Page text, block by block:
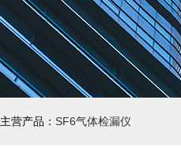
主营产品： SF6气体检漏仪